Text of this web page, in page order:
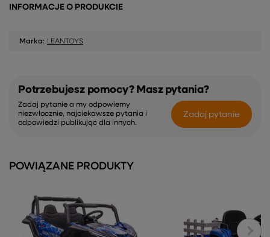
INFORMACJE O PRODUKCIE
Marka: LEANTOYS
Potrzebujesz pomocy? Masz pytania?
Zadaj pytanie a my odpowiemy
niezwłocznie, najciekawsze pytania i
odpowiedzi publikując dla innych.
Zadaj pytanie
POWIĄZANE PRODUKTY